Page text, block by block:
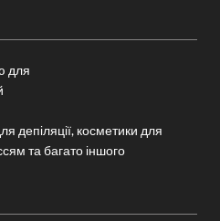
для
депіляції, косметики для
та багато іншого